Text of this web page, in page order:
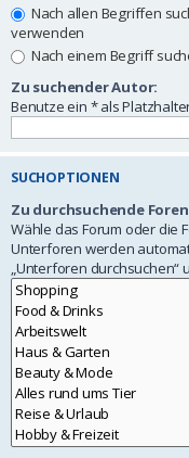
Nach allen Begriffen
verwenden
Nach einem Begriff
Zu suchender Autor:
Benutze ein * als
SUCHOPTIONEN
Zu durchsuchende
Wähle das Forum oder die
Unterforen werden
„Unterforen durchsuchen“